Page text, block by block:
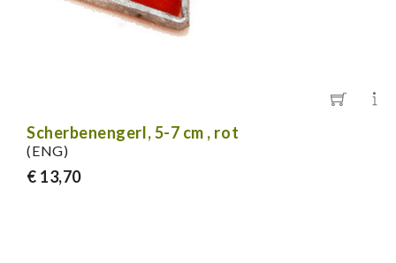
Scherbenengerl, 5-7 cm , rot
(ENG)
€ 13,70